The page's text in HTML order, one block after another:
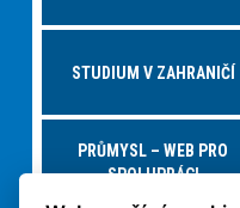
STUDIUM V ZAHRANIČÍ
PRŮMYSL – WEB PRO
SPOLUPRÁCI